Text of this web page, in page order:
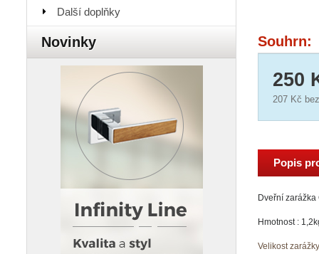
Další doplňky
Novinky Souhrn:
250
207 Kč
Popis
Dveřní
Hmotnost :
Velikost